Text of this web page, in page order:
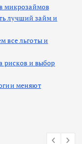
микрозаймов
лучший займ и
все льготы и
рисков и выбор
меняют